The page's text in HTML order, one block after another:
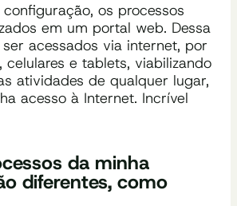
configuração, os processos
s em um portal web. Dessa
acessados via internet, por
celulares e tablets, viabilizando
atividades de qualquer lugar,
acesso à Internet. Incrível
da minha
diferentes, como